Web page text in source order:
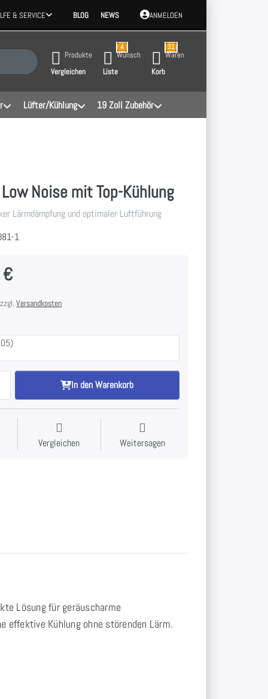
& SERVICE BLOG NEWS ANMELDEN
Drücken Sie die Eingabetaste, um alle Ergebnisse aufzurufen.
Produkte
Vergleichen
4
Wunsch
Liste
31
Waren
Korb
Lüfter/Kühlung 19 Zoll Zubehör
Noise mit Top-Kühlung
Lärmdämpfung und optimaler Luftführung
1
€
Versandkosten
In den Warenkorb
Vergleichen Weitersagen
Lösung für geräuscharme
effektive Kühlung ohne störenden Lärm.